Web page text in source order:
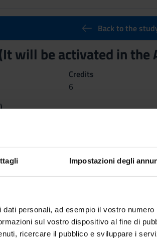
Impostazioni degli
dati personali, ad esempio il vostro
sul vostro dispositivo al fine di
ricercare il pubblico e sviluppare i
Back to the
will be activated in the
Credits
6